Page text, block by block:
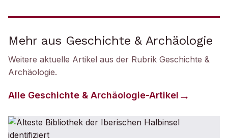
Mehr aus Geschichte & Archäologie
Weitere aktuelle Artikel aus der Rubrik Geschichte &
Archäologie.
Alle Geschichte & Archäologie-Artikel